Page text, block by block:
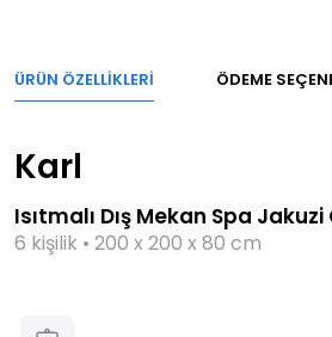
ÜRÜN ÖZELLIKLERI ÖDEME
Karl
Isıtmalı Dış Mekan Spa
6 kişilik • 200 x 200 x 80 cm